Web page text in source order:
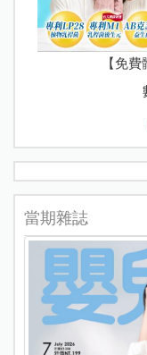
【免
當期雜誌